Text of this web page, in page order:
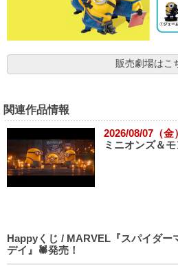
販売劇場はこ
関連作品情報
2026/08/07（金
ミニオンズ＆
Happyくじ / MARVEL『スパイダー
デイ』🕷発売！